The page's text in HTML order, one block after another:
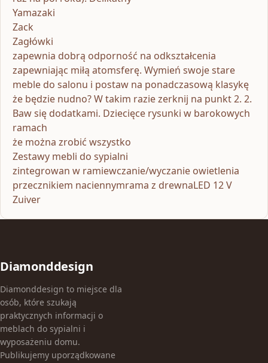
Yamazaki
Zack
Zagłówki
zapewnia dobrą odporność na odkształcenia
zapewniając miłą atomsferę. Wymień swoje stare
meble do salonu i postaw na ponadczasową klasykę
że będzie nudno? W takim razie zerknij na punkt 2. 2.
Baw się dodatkami. Dziecięce rysunki w barokowych
ramach
że można zrobić wszystko
Zestawy mebli do sypialni
zintegrowan w ramiewczanie/wyczanie owietlenia
przecznikiem naciennymrama z drewnaLED 12 V
Zuiver
Diamonddesign
Diamonddesign to miejsce dla
osób, które szukają
praktycznych informacji o
meblach do sypialni i
wyposażeniu domu.
Publikujemy uporządkowane